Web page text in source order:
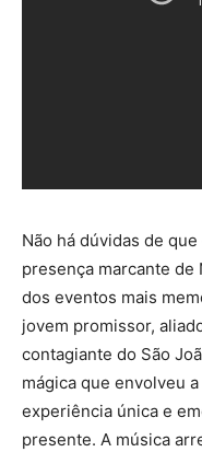
Não há dúvidas de
presença marcante de
dos eventos mais
jovem promissor,
contagiante do São
mágica que envolveu
experiência única e
presente. A música